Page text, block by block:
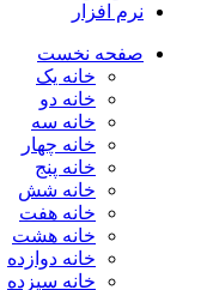
نرم افزار
صفحه نخست
خانه یک
خانه دو
خانه سه
خانه چهار
خانه پنج
خانه شش
خانه هفت
خانه هشت
خانه دوازده
خانه سیزده